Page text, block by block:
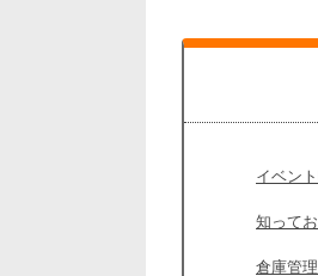
イベン
知って
倉庫管